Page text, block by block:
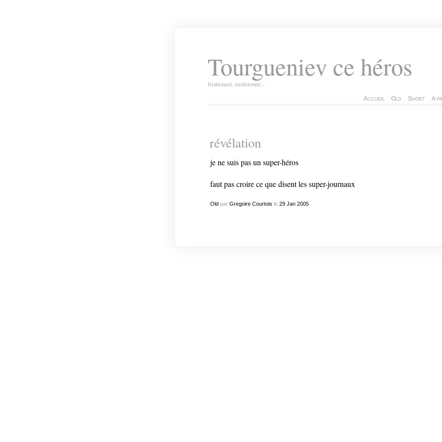
Tourgueniev ce héros
Irrationnel, molletonné…
Accueil Old Short A
révélation
je ne suis pas un super-héros
faut pas croire ce que disent les super-journaux
Oldpar Gregoire Courtois le 29 Jan 2005